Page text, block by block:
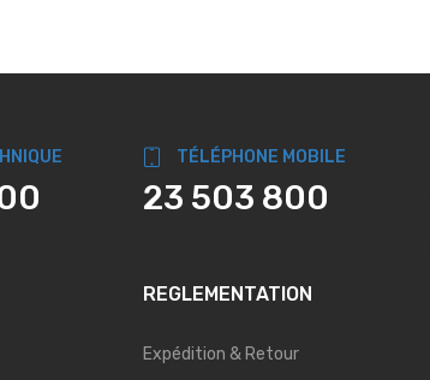
TÉLÉPHONE MOBILE
23 503 800
REGLEMENTATION
Expédition & Retour